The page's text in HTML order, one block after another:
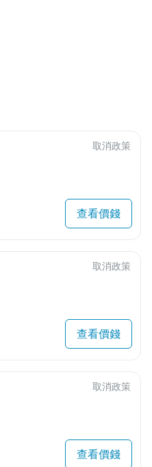
取消政策
查看價錢
取消政策
查看價錢
取消政策
查看價錢